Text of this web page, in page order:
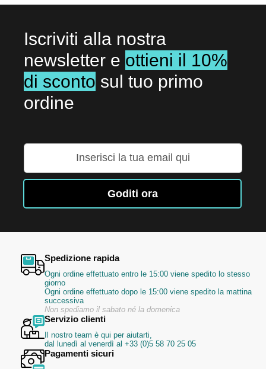
Iscriviti alla nostra
newsletter e ottieni il 10%
di sconto sul tuo primo
ordine
nostra
Goditi ora
Spedizione rapida
Ogni ordine effettuato entro le 15:00 viene spedito lo stesso
giorno
Ogni ordine effettuato dopo le 15:00 viene spedito la mattina
successiva
Non spediamo il sabato né la domenica
Servizio clienti
Il nostro team è qui per aiutarti,
dal lunedì al venerdì al +33 (0)5 58 70 25 05
Pagamenti sicuri